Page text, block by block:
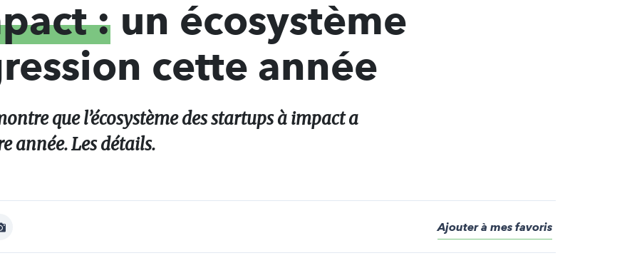
: un écosystème
cette année
que l’écosystème des startups à impact a
année. Les détails.
Afficher
Ajouter à mes favoris